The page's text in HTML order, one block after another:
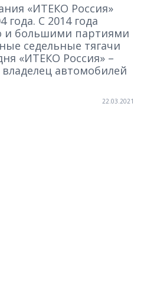
«ИТЕКО Россия»
года. С 2014 года
и большими партиями
седельные тягачи
«ИТЕКО Россия» –
автомобилей
22.03.2021